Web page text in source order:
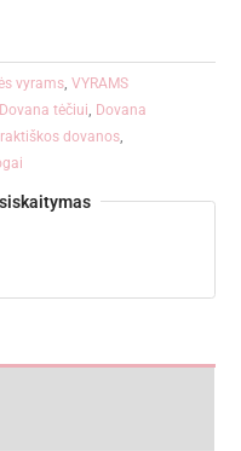
vyrams,VYRAMS
Dovana tėčiui, Dovana
dovanos,